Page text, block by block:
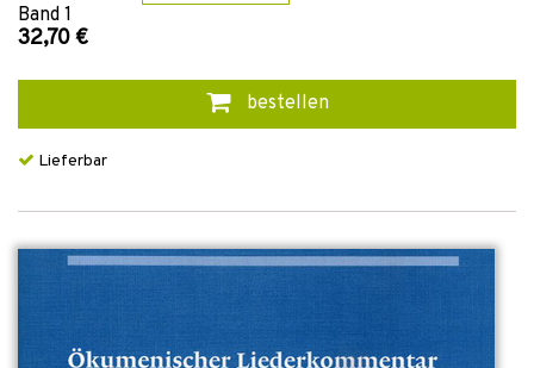
Band 1
32,70 €
bestellen
Lieferbar